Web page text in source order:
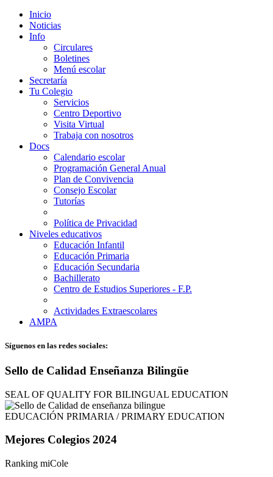
Inicio
Noticias
Info
Circulares
Boletines
Menú escolar
Secretaría
Tu Colegio
Servicios
Centro Deportivo
Visita Virtual
Trabaja con nosotros
Docs
Calendario escolar
Programación General Anual
Plan de Convivencia
Consejo Escolar
Tutorías
Política de Privacidad
Niveles educativos
Educación Infantil
Educación Primaria
Educación Secundaria
Bachillerato
Centro de Estudios Superiores - F.P.
Actividades Extraescolares
AMPA
Síguenos en las redes sociales:
Sello de Calidad Enseñanza Bilingüe
SEAL OF QUALITY FOR BILINGUAL EDUCATION
EDUCACIÓN PRIMARIA / PRIMARY EDUCATION
Mejores Colegios 2024
Ranking miCole